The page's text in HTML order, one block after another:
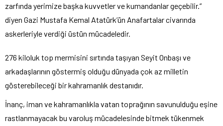
zarfında yerimize başka kuvvetler ve kumandanlar geçebilir.”
diyen Gazi Mustafa Kemal Atatürk’ün Anafartalar civarında
askerleriyle verdiği üstün mücadeledir.
276 kiloluk top mermisini sırtında taşıyan Seyit Onbaşı ve
arkadaşlarının göstermiş olduğu dünyada çok az milletin
gösterebileceği bir kahramanlık destanıdır.
İnanç, iman ve kahramanlıkla vatan toprağının savunulduğu eşine
rastlanmayacak bu varoluş mücadelesinde bitmek tükenmek